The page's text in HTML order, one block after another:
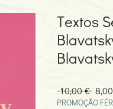
Textos
10,00 €
PROMOÇÃO